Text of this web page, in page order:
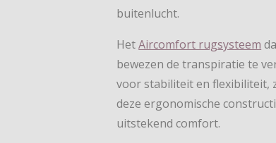
buitenlucht.
HetAircomfort rugsysteem
bewezen de transpiratie te
voor stabiliteit en flexibiliteit,
deze ergonomische
uitstekend comfort.